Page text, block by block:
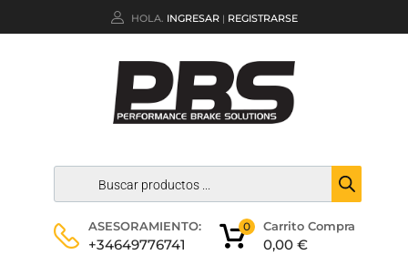
HOLA. INGRESAR | REGISTRARSE
ASESORAMIENTO:
+34649776741
Carrito Compra
0,00 €
0